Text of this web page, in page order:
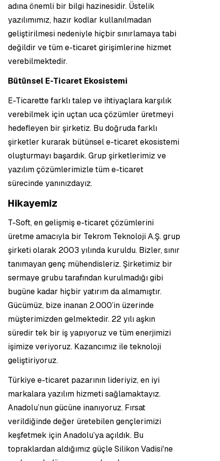
adına önemli bir bilgi hazinesidir. Üstelik
yazılımımız, hazır kodlar kullanılmadan
geliştirilmesi nedeniyle hiçbir sınırlamaya tabi
değildir ve tüm e-ticaret girişimlerine hizmet
verebilmektedir.
Bütünsel E-Ticaret Ekosistemi
E-Ticarette farklı talep ve ihtiyaçlara karşılık
verebilmek için uçtan uca çözümler üretmeyi
hedefleyen bir şirketiz. Bu doğruda farklı
şirketler kurarak bütünsel e-ticaret ekosistemi
oluşturmayı başardık. Grup şirketlerimiz ve
yazılım çözümlerimizle tüm e-ticaret
sürecinde yanınızdayız.
Hikayemiz
T-Soft, en gelişmiş e-ticaret çözümlerini
üretme amacıyla bir Tekrom Teknoloji A.Ş. grup
şirketi olarak 2003 yılında kuruldu. Bizler, sınır
tanımayan genç mühendisleriz. Şirketimiz bir
sermaye grubu tarafından kurulmadığı gibi
bugüne kadar hiçbir yatırım da almamıştır.
Gücümüz, bize inanan 2.000’in üzerinde
müşterimizden gelmektedir. 22 yılı aşkın
süredir tek bir iş yapıyoruz ve tüm enerjimizi
işimize veriyoruz. Kazancımız ile teknoloji
geliştiriyoruz.
Türkiye e-ticaret pazarının lideriyiz, en iyi
markalara yazılım hizmeti sağlamaktayız.
Anadolu’nun gücüne inanıyoruz. Fırsat
verildiğinde değer üretebilen gençlerimizi
keşfetmek için Anadolu’ya açıldık. Bu
topraklardan aldığımız güçle Silikon Vadisi'ne